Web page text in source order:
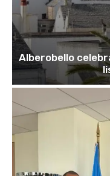
Alberobello